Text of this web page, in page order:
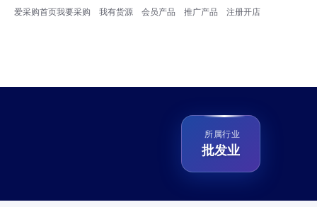
爱采购首页我要采购 我有货源 会员产品 推广产品 注册开店
所属行业
批发业